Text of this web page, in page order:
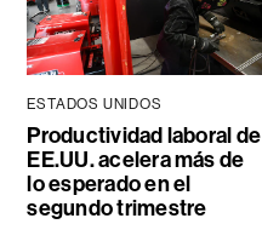
ESTADOS UNIDOS
Productividad laboral de
EE.UU. acelera más de
lo esperado en el
segundo trimestre